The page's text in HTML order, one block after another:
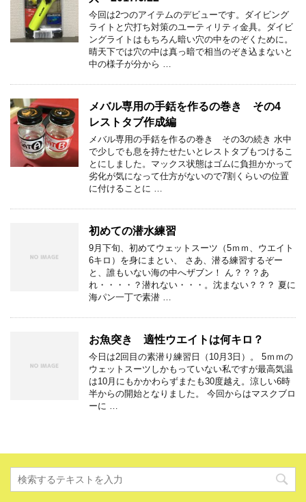
今回は2つのアイテムのデビューです。ダイビング
ライトと穴打ち対策のユーティリティ金具。ダイビ
ングライトはもちろん暗い穴の中をのぞくために。
晴天下では穴の中は真っ暗で相当のぞき込まないと
中の様子が分から …
メバル専用の手銛を作るの巻き その4
レストタブ作成編
メバル専用の手銛を作るの巻き その3の続き 水中
で少しでも息を持たせたいとレストタブもつけるこ
とにしました。マックス状態はゴムに負担かかって
劣化が気になって仕方がないので7割くらいの位置
に付けることに …
初めての潜水練習
9月下旬、初めてウェットスーツ（5ｍｍ、ウエイト
6キロ）を身にまとい、 さあ、潜る練習するぞー
と、誰もいない海の中へザブン！ ん？？？あ
れ・・・・？潜れない・・・。沈まない？？？ 夏に
海パン一丁で素潜 …
お魚突き 適性ウエイトは何キロ？
今日は2回目の素潜り練習日（10月3日）。 5ｍｍの
ウェットスーツしかもっていない私ですが最高気温
は10月にもかかわらずまたも30度越え。涼しい6時
半からの開始となりました。 今回からはマスクブロ
ーに …